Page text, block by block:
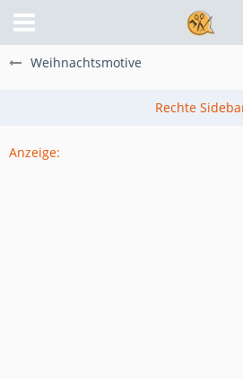
Weihnachtsmotive
Anzeige: